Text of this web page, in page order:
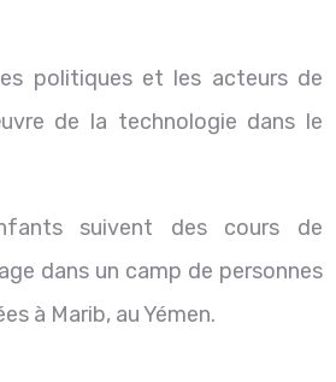
politiques et les acteurs de
de la technologie dans le
suivent des cours de
dans un camp de personnes
à Marib, au Yémen.